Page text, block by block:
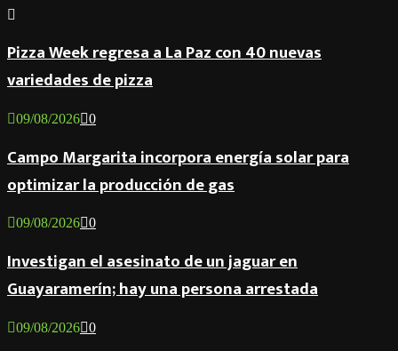
Pizza Week regresa a La Paz con 40 nuevas
variedades de pizza
09/08/2026 0
Campo Margarita incorpora energía solar para
optimizar la producción de gas
09/08/2026 0
Investigan el asesinato de un jaguar en
Guayaramerín; hay una persona arrestada
09/08/2026 0